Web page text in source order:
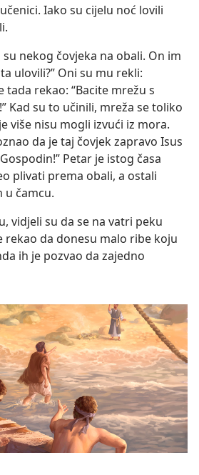
Iako su cijelu noć lovili
nekog čovjeka na obali. On im
ulovili?” Oni su mu rekli:
tada rekao: “Bacite mrežu s
Kad su to učinili, mreža se toliko
više nisu mogli izvući iz mora.
da je taj čovjek zapravo Isus
Petar je istog časa
plivati prema obali, a ostali
u čamcu.
vidjeli su da se na vatri peku
rekao da donesu malo ribe koju
ih je pozvao da zajedno